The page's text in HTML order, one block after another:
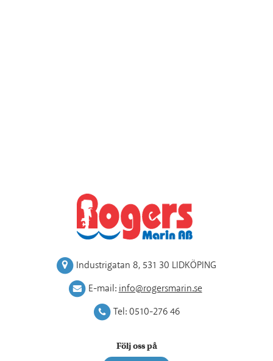
Industrigatan 8, 531 30 LIDKÖPING
E-mail:info@rogersmarin.se
Tel:0510-276 46
Följ oss på